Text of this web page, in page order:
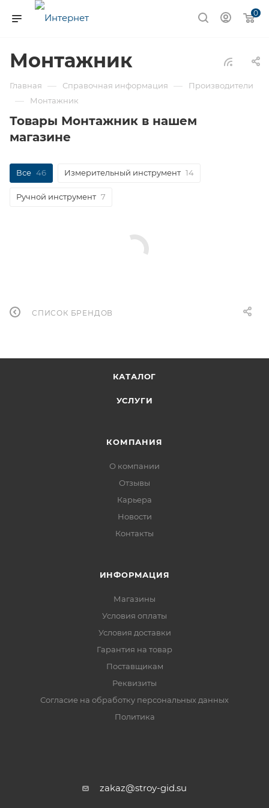
0
Монтажник
Главная — Справочная информация — Производители
— Монтажник
Товары Монтажник в нашем
магазине
Все 46 Измерительный инструмент 14
Ручной инструмент 7
СПИСОК БРЕНДОВ
КАТАЛОГ
УСЛУГИ
КОМПАНИЯ
О компании
Отзывы
Карьера
Новости
Контакты
ИНФОРМАЦИЯ
Магазины
Условия оплаты
Условия доставки
Гарантия на товар
Поставщикам
Реквизиты
Согласие на обработку персональных данных
Политика
zakaz@stroy-gid.su